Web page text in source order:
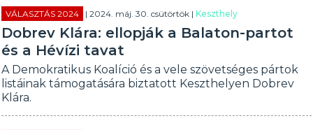
VÁLASZTÁS 2024 | 2024. máj. 30. csütörtök |Keszthely
Dobrev Klára: ellopják a Balaton-partot
és a Hévízi tavat
A Demokratikus Koalíció és a vele szövetséges pártok
listáinak támogatására biztatott Keszthelyen Dobrev
Klára.